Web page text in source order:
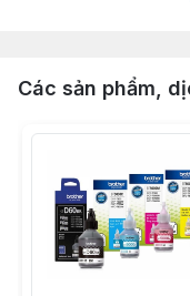
+ Máy in Epson
+ Máy in Epson
+ Máy in Epson
Các sản phẩm,